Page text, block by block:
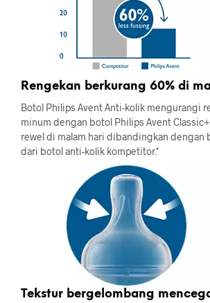
Rengekan berkurang 60% di
Botol Philips Avent Anti-kolik mengurangi
minum dengan botol Philips Avent
rewel di malam hari dibandingkan dengan
dari botol anti-kolik kompetitor.*
Tekstur bergelombang